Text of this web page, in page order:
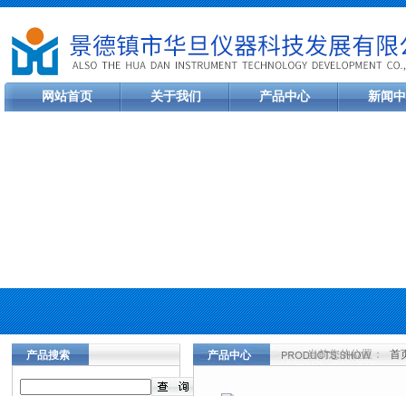
网站首页 关于我们 产品中心 新闻
产品搜索 产品中心 当前您的位置： 首